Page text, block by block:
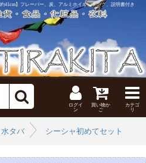
41cm】フレーバー、炭、アルミホイル、トング、説明書付き
ログイ
ン
買い物か
ご
カテゴ
リ
タバコ） シーシャ初めてセット